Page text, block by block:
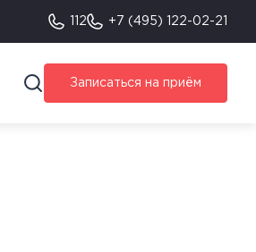
112 +7 (495) 122-02-21
Записаться на приём